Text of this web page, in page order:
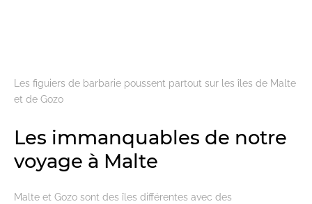
Les figuiers de barbarie poussent partout sur les îles de Malte
et de Gozo
Les immanquables de notre
voyage à Malte
Malte et Gozo sont des îles différentes avec des